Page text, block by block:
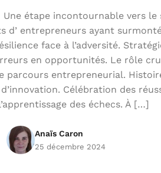
Une étape incontournable vers le
d’ entrepreneurs ayant surmonté
face à l’adversité.
en opportunités. Le rôle
parcours entrepreneurial.
Célébration des
des échecs. À […]
Anaïs Caron
25 décembre 2024